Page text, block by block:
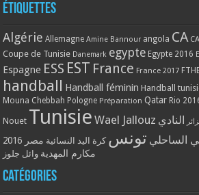
Étiquettes
Algérie Allemagne Amine Bannour angola CA
Coupe de Tunisie Danemark egypte Egypte 2016
Espagne ESS EST France France 2017
handball Handball féminin Handball
Mouna Chebbah Pologne Préparation Qatar Rio
Nouet Tunisie Wael Jallouz النادي
الساحلي تونس كرة اليد النسائية مصر 2016
مكارم المهدية وائل جلوز
Catégories